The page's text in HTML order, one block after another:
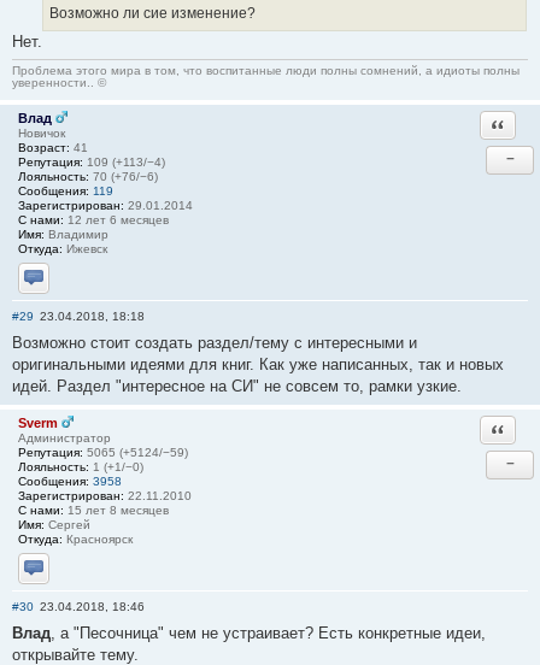
Возможно ли сие изменение?
Нет.
Проблема этого мира в том, что воспитанные люди полны сомнений, а идиоты полны
уверенности.. ©
Влад
Новичок
Возраст: 41
Репутация: 109 (+113/−4)
Лояльность: 70 (+76/−6)
Сообщения: 119
Зарегистрирован: 29.01.2014
С нами: 12 лет 6 месяцев
Имя: Владимир
Откуда: Ижевск
Отправить личное сообщение
−
#29 23.04.2018, 18:18
Возможно стоит создать раздел/тему с интересными и
оригинальными идеями для книг. Как уже написанных, так и новых
идей. Раздел "интересное на СИ" не совсем то, рамки узкие.
Sverm
Администратор
Репутация: 5065 (+5124/−59)
Лояльность: 1 (+1/−0)
Сообщения: 3958
Зарегистрирован: 22.11.2010
С нами: 15 лет 8 месяцев
Имя: Сергей
Откуда: Красноярск
Отправить личное сообщение
−
#30 23.04.2018, 18:46
Влад , а "Песочница" чем не устраивает? Есть конкретные идеи,
открывайте тему.